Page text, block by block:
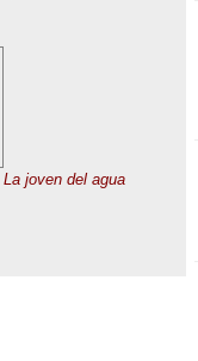
La joven del agua